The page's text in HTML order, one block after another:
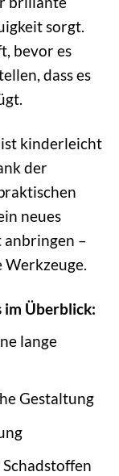
sorgt.
bevor es
dass es
kinderleicht
der
neues
anbringen –
Werkzeuge.
Überblick:
lange
Gestaltung